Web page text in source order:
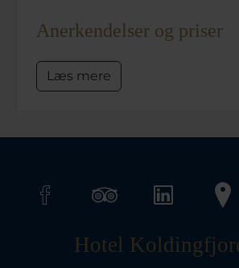
Anerkendelser og priser
Læs mere
Hotel